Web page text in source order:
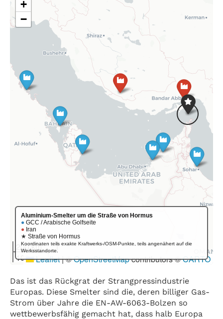
Das ist das Rückgrat der Strangpressindustrie
Europas. Diese Smelter sind die, deren billiger Gas-
Strom über Jahre die EN-AW-6063-Bolzen so
wettbewerbsfähig gemacht hat, dass halb Europa